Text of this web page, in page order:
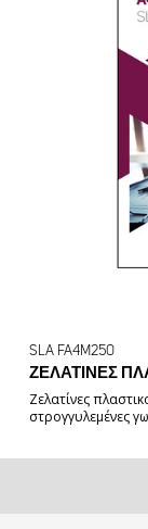
SLA FA4M250
ΖΕΛΑΤΊΝΕΣ
Ζελατίνες
στρογγυλεμένες